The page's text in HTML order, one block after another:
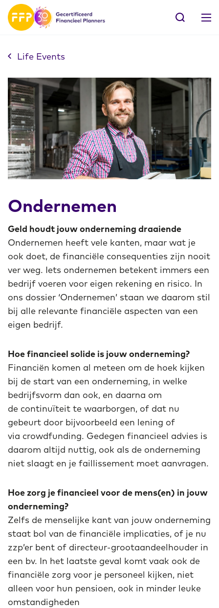
Life Events
Ondernemen
Geld houdt jouw onderneming draaiende
Ondernemen heeft vele kanten, maar wat je
ook doet, de financiële consequenties zijn nooit
ver weg. Iets ondernemen betekent immers een
bedrijf voeren voor eigen rekening en risico. In
ons dossier ‘Ondernemen’ staan we daarom stil
bij alle relevante financiële aspecten van een
eigen bedrijf.
Hoe financieel solide is jouw onderneming?
Financiën komen al meteen om de hoek kijken
bij de start van een onderneming, in welke
bedrijfsvorm dan ook, en daarna om
de continuïteit te waarborgen, of dat nu
gebeurt door bijvoorbeeld een lening of
via crowdfunding. Gedegen financieel advies is
daarom altijd nuttig, ook als de onderneming
niet slaagt en je faillissement moet aanvragen.
Hoe zorg je financieel voor de mens(en) in jouw
onderneming?
Zelfs de menselijke kant van jouw onderneming
staat bol van de financiële implicaties, of je nu
zzp’er bent of directeur-grootaandeelhouder in
een bv. In het laatste geval komt vaak ook de
financiële zorg voor je personeel kijken, niet
alleen voor hun pensioen, ook in minder leuke
omstandigheden